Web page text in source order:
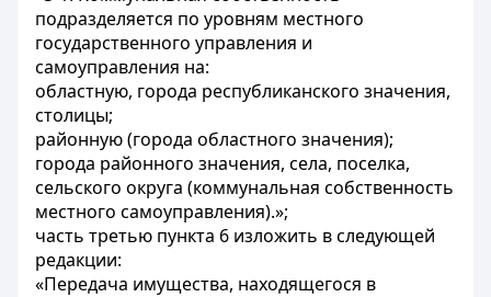
подразделяется по уровням местного
государственного управления и
самоуправления на:
областную, города республиканского значения,
столицы;
районную (города областного значения);
города районного значения, села, поселка,
сельского округа (коммунальная собственность
местного самоуправления).»;
часть третью пункта 6 изложить в следующей
редакции:
«Передача имущества, находящегося в